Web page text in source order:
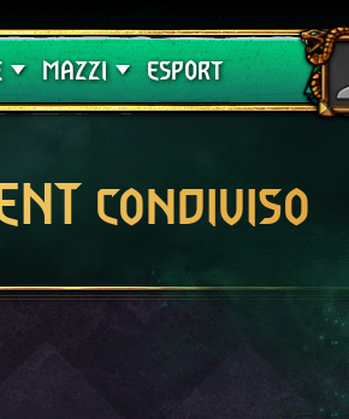
MAZZI
Guide
ESPORT
condiviso